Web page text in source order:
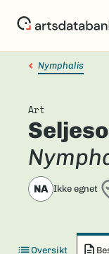
Nymphalis
Art
NA Ikke egnet
Oversikt